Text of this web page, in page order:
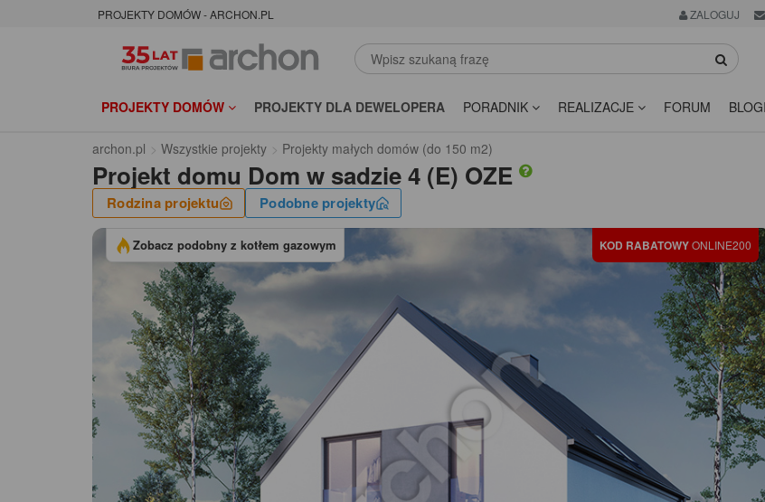
PROJEKTY DOMÓW - ARCHON.PL ZALOGUJ
PROJEKTY DOMÓW PROJEKTY DLA DEWELOPERA PORADNIK REALIZACJE FORUM BLOGI
archon.pl Wszystkie projekty Projekty małych domów (do 150 m2)
Projekt domu Dom w sadzie 4 (E) OZE
Rodzina projektu Podobne projekty
Zobacz podobny z kotłem gazowym KOD RABATOWYONLINE200